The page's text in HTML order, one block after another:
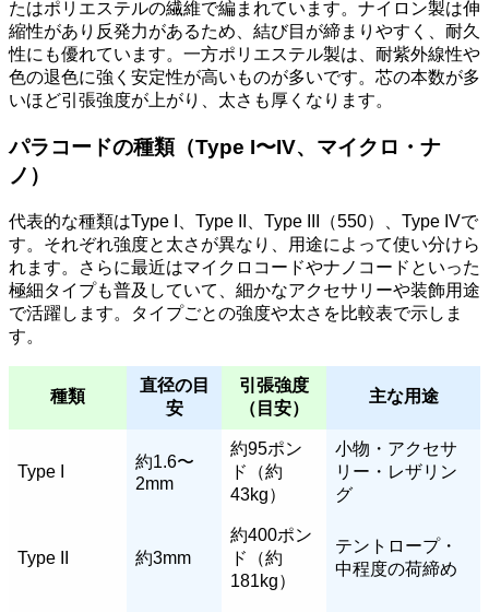
たはポリエステルの繊維で編まれています。ナイロン製は伸
縮性があり反発力があるため、結び目が締まりやすく、耐久
性にも優れています。一方ポリエステル製は、耐紫外線性や
色の退色に強く安定性が高いものが多いです。芯の本数が多
いほど引張強度が上がり、太さも厚くなります。
パラコードの種類（Type I〜IV、マイクロ・ナ
ノ）
代表的な種類はType I、Type II、Type III（550）、Type IVで
す。それぞれ強度と太さが異なり、用途によって使い分けら
れます。さらに最近はマイクロコードやナノコードといった
極細タイプも普及していて、細かなアクセサリーや装飾用途
で活躍します。タイプごとの強度や太さを比較表で示しま
す。
種類
直径の目
安
引張強度
（目安）
主な用途
Type I
約1.6〜
2mm
約95ポン
ド（約
43kg）
小物・アクセサ
リー・レザリン
グ
Type II 約3mm
約400ポン
ド（約
181kg）
テントロープ・
中程度の荷締め